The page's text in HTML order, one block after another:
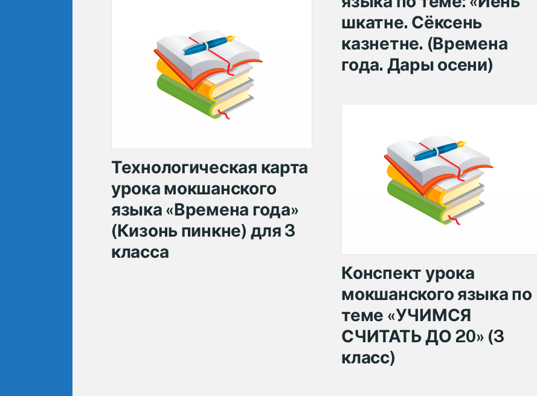
шкатне. Сёксень
казнетне. (Времена
года. Дары осени)
Технологическая карта
урока мокшанского
языка «Времена года»
(Кизонь пинкне) для 3
класса
Конспект урока
мокшанского языка по
теме «УЧИМСЯ
СЧИТАТЬ ДО 20» (3
класс)